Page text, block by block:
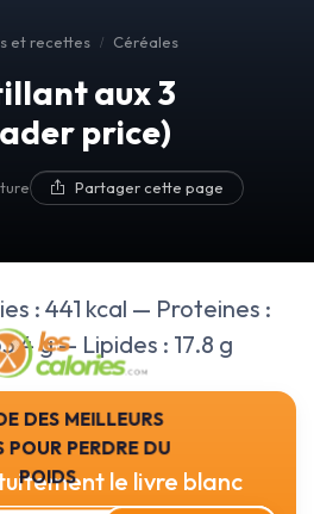
et recettes Céréales
aux 3
price)
Partager cette page
: 441 kcal — Proteines :
g — Lipides : 17.8 g
des meilleurs
pour perdre du
poids
le livre blanc